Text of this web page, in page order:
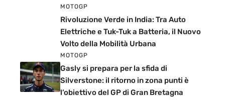
MOTOGP
Rivoluzione Verde in India: Tra Auto
Elettriche e Tuk-Tuk a Batteria, il Nuovo
Volto della Mobilità Urbana
MOTOGP
Gasly si prepara per la sfida di
Silverstone: il ritorno in zona punti è
l’obiettivo del GP di Gran Bretagna